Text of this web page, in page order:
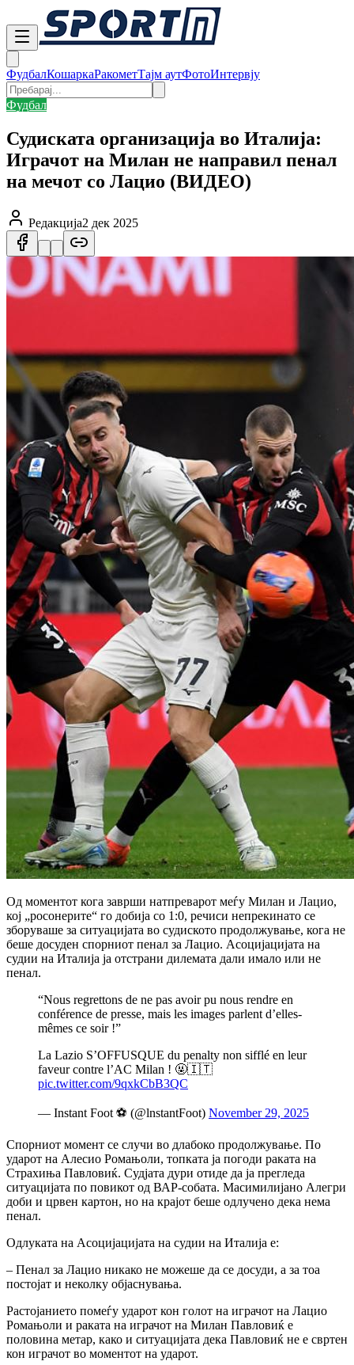
ФудбалКошаркаРакометТајм аутФотоИнтервју
Фудбал
Судиската организација во Италија:
Играчот на Милан не направил пенал
на мечот со Лацио (ВИДЕО)
Редакција2 дек 2025
Од моментот кога заврши натпреварот меѓу Милан и Лацио,
кој „росонерите“ го добија со 1:0, речиси непрекинато се
зборуваше за ситуацијата во судиското продолжување, кога не
беше досуден спорниот пенал за Лацио. Асоцијацијата на
судии на Италија ја отстрани дилемата дали имало или не
пенал.
“Nous regrettons de ne pas avoir pu nous rendre en
conférence de presse, mais les images parlent d’elles-
mêmes ce soir !”
La Lazio S’OFFUSQUE du penalty non sifflé en leur
faveur contre l’AC Milan ! 🤬🇮🇹
pic.twitter.com/9qxkCbB3QC
— Instant Foot ⚽️ (@lnstantFoot) November 29, 2025
Спорниот момент се случи во длабоко продолжување. По
ударот на Алесио Ромањоли, топката ја погоди раката на
Страхиња Павловиќ. Судјата дури отиде да ја прегледа
ситуацијата по повикот од ВАР-собата. Масимилијано Алегри
доби и црвен картон, но на крајот беше одлучено дека нема
пенал.
Одлуката на Асоцијацијата на судии на Италија е:
– Пенал за Лацио никако не можеше да се досуди, а за тоа
постојат и неколку објаснувања.
Растојанието помеѓу ударот кон голот на играчот на Лацио
Ромањоли и раката на играчот на Милан Павловиќ е
половина метар, како и ситуацијата дека Павловиќ не е свртен
кон играчот во моментот на ударот.